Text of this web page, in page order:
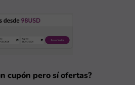
cupón pero sí ofertas?